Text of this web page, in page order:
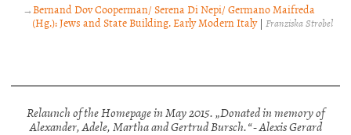
Bernand Dov Cooperman/ Serena Di Nepi/ Germano Maifreda
(Hg.): Jews and State Building. Early Modern Italy| Franziska Strobel
Relaunch of the Homepage in May 2015. „Donated in memory of
Alexander, Adele, Martha and Gertrud Bursch.“ - Alexis Gerard